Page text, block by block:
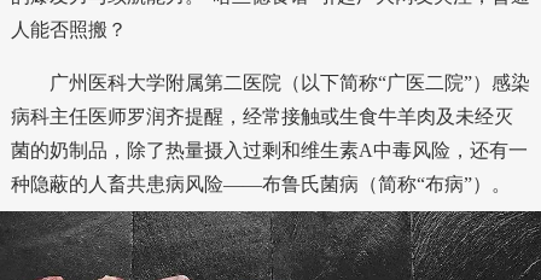
人能否照搬？
广州医科大学附属第二医院（以下简称“广医二院”）感染
病科主任医师罗润齐提醒，经常接触或生食牛羊肉及未经灭
菌的奶制品，除了热量摄入过剩和维生素A中毒风险，还有一
种隐蔽的人畜共患病风险——布鲁氏菌病（简称“布病”）。